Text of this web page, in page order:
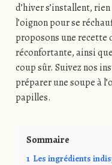
d’hiver s’installent,
l’oignon pour se
proposons une recette
réconfortante, ainsi
coup sûr. Suivez nos
préparer une soupe à
papilles.
Sommaire
1 Les ingrédients